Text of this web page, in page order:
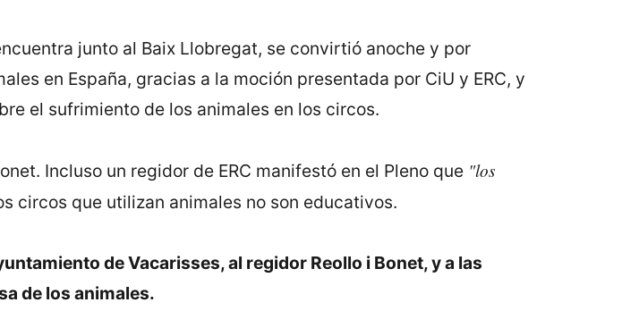
junto al Baix Llobregat, se convirtió anoche y por
en España, gracias a la moción presentada por CiU y ERC, y
el sufrimiento de los animales en los circos.
Incluso un regidor de ERC manifestó en el Pleno que "los
circos que utilizan animales no son educativos.
de Vacarisses, al regidor Reollo i Bonet, y a las
de los animales.